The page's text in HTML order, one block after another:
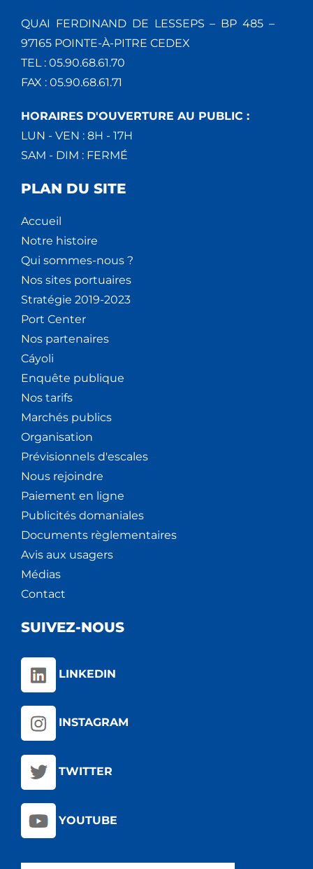
QUAI FERDINAND DE LESSEPS – BP 485 –
97165 POINTE-À-PITRE CEDEX
TEL : 05.90.68.61.70
FAX : 05.90.68.61.71
HORAIRES D'OUVERTURE AU PUBLIC :
LUN - VEN : 8H - 17H
SAM - DIM : FERMÉ
PLAN DU SITE
Accueil
Notre histoire
Qui sommes-nous ?
Nos sites portuaires
Stratégie 2019-2023
Port Center
Nos partenaires
Cáyoli
Enquête publique
Nos tarifs
Marchés publics
Organisation
Prévisionnels d'escales
Nous rejoindre
Paiement en ligne
Publicités domaniales
Documents règlementaires
Avis aux usagers
Médias
Contact
SUIVEZ-NOUS
LINKEDIN
INSTAGRAM
TWITTER
YOUTUBE